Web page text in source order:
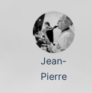
Jean-
Pierre